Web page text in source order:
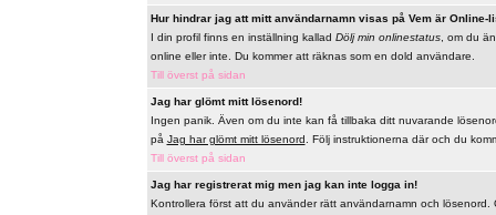
Hur hindrar jag att mitt användarnamn visas på Vem är Online-
I din profil finns en inställning kallad Dölj min onlinestatus, om du
online eller inte. Du kommer att räknas som en dold användare.
Till överst på sidan
Jag har glömt mitt lösenord!
Ingen panik. Även om du inte kan få tillbaka ditt nuvarande
på Jag har glömt mitt lösenord . Följ instruktionerna där och du
Till överst på sidan
Jag har registrerat mig men jag kan inte logga in!
Kontrollera först att du använder rätt användarnamn och